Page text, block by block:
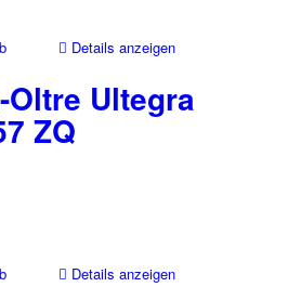
gewählt
werden
Details anzeigen
Ultegra
ZQ
Details anzeigen